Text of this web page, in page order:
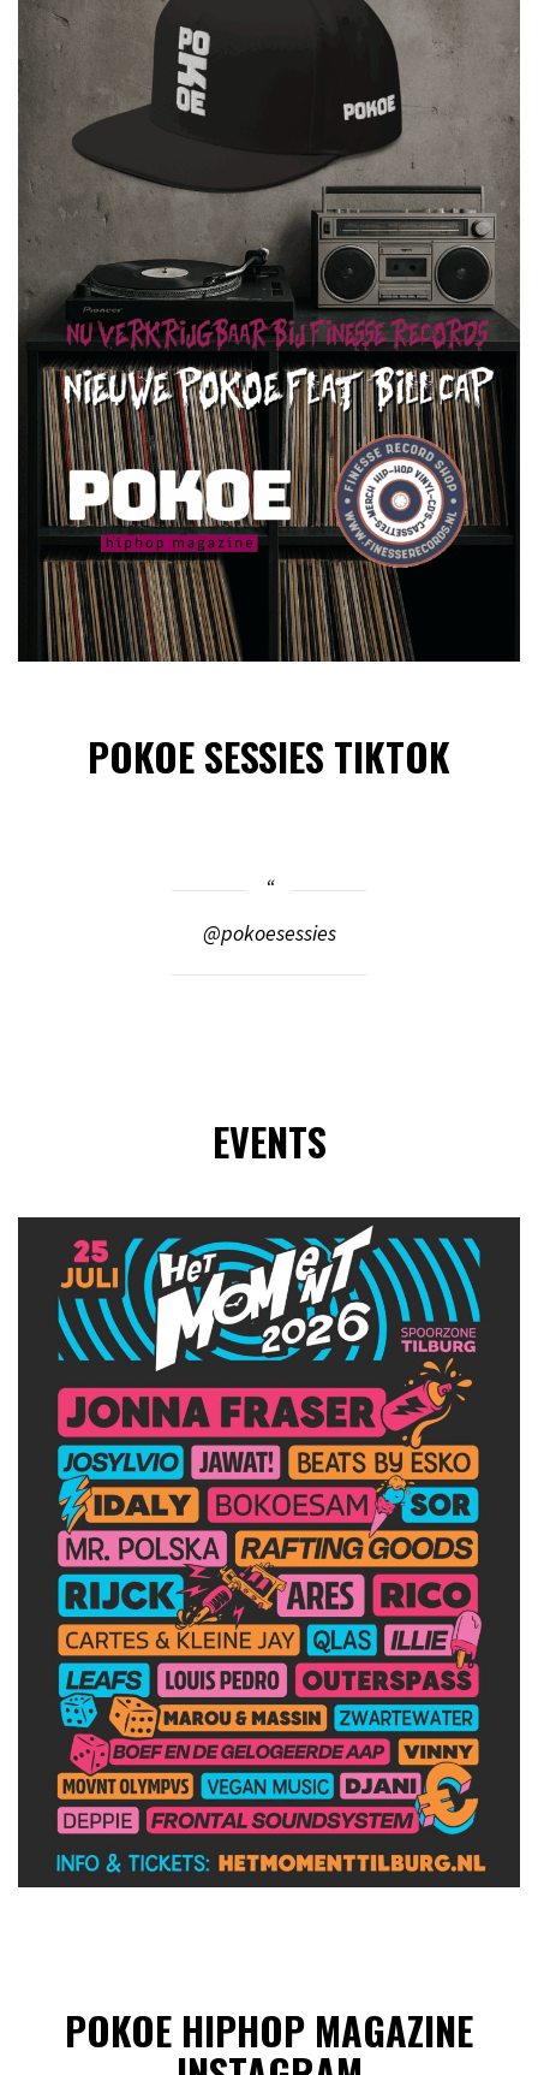
POKOE SESSIES TIKTOK
@pokoesessies
EVENTS
POKOE HIPHOP MAGAZINE